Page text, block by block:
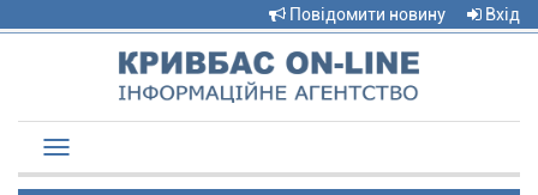
Повідомити новину Вхід
navigation